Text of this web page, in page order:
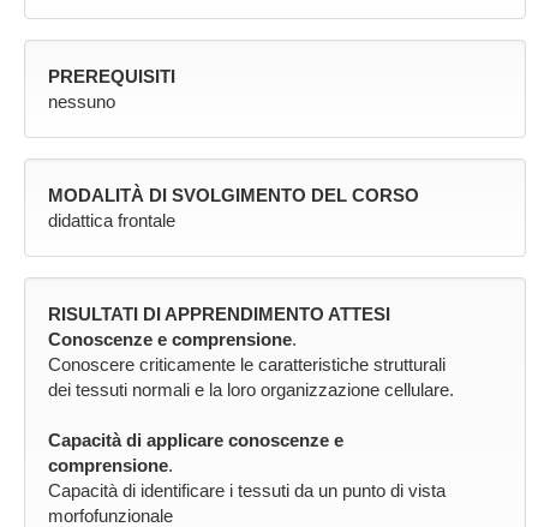
PREREQUISITI
nessuno
MODALITÀ DI SVOLGIMENTO DEL CORSO
didattica frontale
RISULTATI DI APPRENDIMENTO ATTESI
Conoscenze e comprensione.
Conoscere criticamente le caratteristiche strutturali
dei tessuti normali e la loro organizzazione cellulare.
Capacità di applicare conoscenze e
comprensione.
Capacità di identificare i tessuti da un punto di vista
morfofunzionale